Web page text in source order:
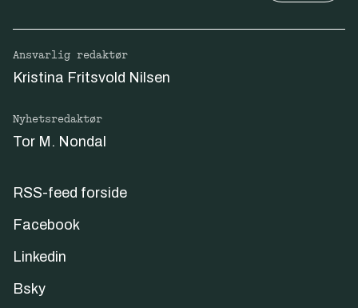
Ansvarlig redaktør
Kristina Fritsvold Nilsen
Nyhetsredaktør
Tor M. Nondal
RSS-feed forside
Facebook
Linkedin
Bsky